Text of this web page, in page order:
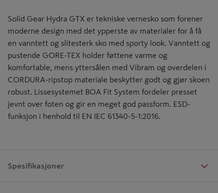
Solid Gear Hydra GTX er tekniske vernesko som forener
moderne design med det ypperste av materialer for å få
en vanntett og slitesterk sko med sporty look. Vanntett og
pustende GORE-TEX holder føttene varme og
komfortable, mens yttersålen med Vibram og overdelen i
CORDURA-ripstop materiale beskytter godt og gjør skoen
robust. Lissesystemet BOA Fit System fordeler presset
jevnt over foten og gir en meget god passform. ESD-
funksjon i henhold til EN IEC 61340-5-1:2016.
Spesifikasjoner